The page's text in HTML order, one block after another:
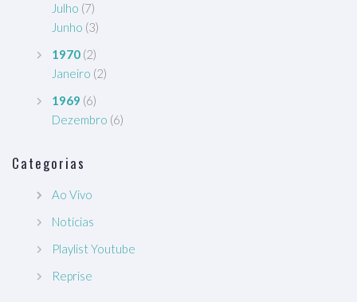
Julho (7)
Junho (3)
1970 (2)
Janeiro (2)
1969 (6)
Dezembro (6)
Categorias
Ao Vivo
Notícias
Playlist Youtube
Reprise